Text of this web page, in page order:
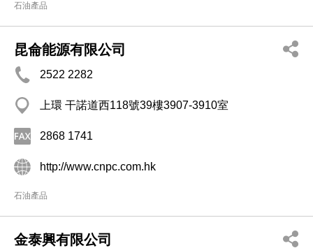
石油產品
昆侖能源有限公司
2522 2282
上環 干諾道西118號39樓3907-3910室
2868 1741
http://www.cnpc.com.hk
石油產品
金泰興有限公司